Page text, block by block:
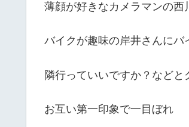
薄顔が好きなカメラマンの西
バイクが趣味の岸井さんにバ
隣行っていいですか？などと
お互い第一印象で一目ぼれ